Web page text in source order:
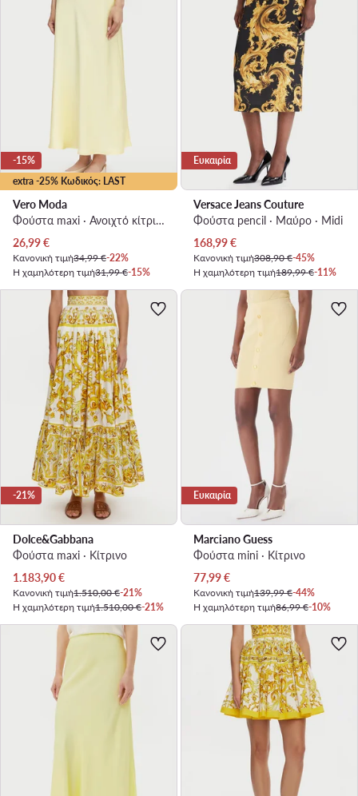
extra -25% Κωδικός: LAST
-15%
Vero Moda
Φούστα maxi · Ανοιχτό κίτρινο · Maxi
Τρέχουσα τιμή
26,99€
Κανονική τιμή34,99 €-22%
Η χαμηλότερη τιμή31,99 €-15%
Ευκαιρία
Versace Jeans Couture
Φούστα pencil · Μαύρο · Midi
Τρέχουσα τιμή
168,99€
Κανονική τιμή308,90 €-45%
Η χαμηλότερη τιμή189,99 €-11%
-21%
Dolce&Gabbana
Φούστα maxi · Κίτρινο
Τρέχουσα τιμή
1.183,90€
Κανονική τιμή1.510,00 €-21%
Η χαμηλότερη τιμή1.510,00 €-21%
Ευκαιρία
Marciano Guess
Φούστα mini · Κίτρινο
Τρέχουσα τιμή
77,99€
Κανονική τιμή139,99 €-44%
Η χαμηλότερη τιμή86,99 €-10%